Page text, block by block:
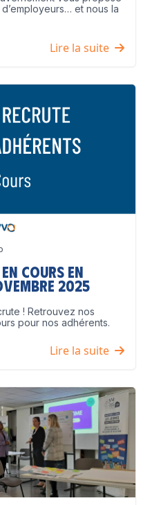
et nous la
Lire la suite
cours en
2025
! Retrouvez nos
pour nos adhérents.
Lire la suite